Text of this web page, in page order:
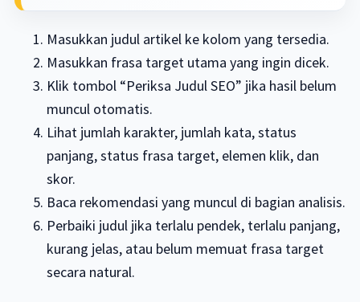
Masukkan judul artikel ke kolom yang tersedia.
Masukkan frasa target utama yang ingin dicek.
Klik tombol “Periksa Judul SEO” jika hasil belum
muncul otomatis.
Lihat jumlah karakter, jumlah kata, status
panjang, status frasa target, elemen klik, dan
skor.
Baca rekomendasi yang muncul di bagian analisis.
Perbaiki judul jika terlalu pendek, terlalu panjang,
kurang jelas, atau belum memuat frasa target
secara natural.